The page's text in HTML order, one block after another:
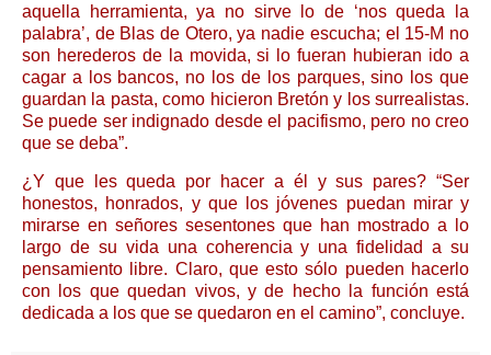
aquella herramienta, ya no sirve lo de ‘nos queda la
palabra’, de Blas de Otero, ya nadie escucha; el 15-M no
son herederos de la movida, si lo fueran hubieran ido a
cagar a los bancos, no los de los parques, sino los que
guardan la pasta, como hicieron Bretón y los surrealistas.
Se puede ser indignado desde el pacifismo, pero no creo
que se deba”.
¿Y que les queda por hacer a él y sus pares? “Ser
honestos, honrados, y que los jóvenes puedan mirar y
mirarse en señores sesentones que han mostrado a lo
largo de su vida una coherencia y una fidelidad a su
pensamiento libre. Claro, que esto sólo pueden hacerlo
con los que quedan vivos, y de hecho la función está
dedicada a los que se quedaron en el camino”, concluye.